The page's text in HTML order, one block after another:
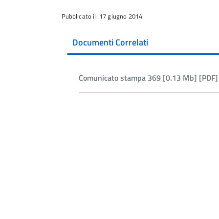
Pubblicato il: 17 giugno 2014
Documenti Correlati
Comunicato stampa 369 [0.13 Mb]